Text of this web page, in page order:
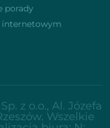
porady
internetowym
z o.o., Al. Józefa
Wszelkie